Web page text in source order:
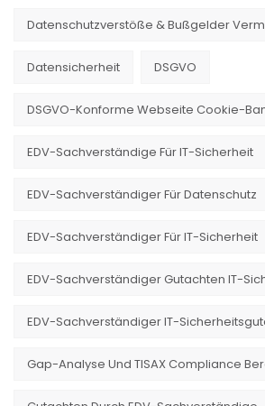
Datenschutzverstöße & Bußgelder
Datensicherheit DSGVO
DSGVO-Konforme Webseite Cookie-
EDV-Sachverständige Für IT-Sicherheit
EDV-Sachverständiger Für Datenschutz
EDV-Sachverständiger Für IT-Sicherheit
EDV-Sachverständiger Gutachten IT-
EDV-Sachverständiger IT-
Gap-Analyse Und TISAX Compliance